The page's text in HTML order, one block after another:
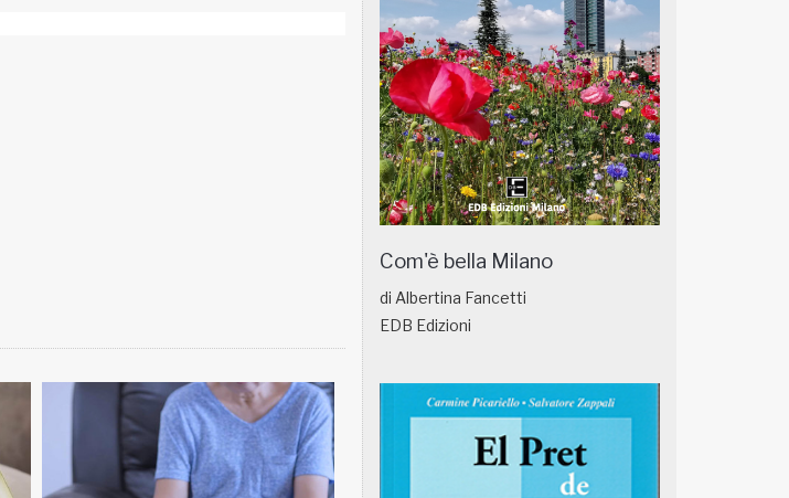
Com'è bella Milano
di Albertina Fancetti
EDB Edizioni